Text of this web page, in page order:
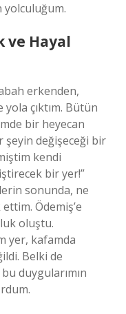
yolculuğum.
ve Hayal
erkenden,
yola çıktım. Bütün
bir heyecan
şeyin değişeceği bir
kendi
bir yer!”
sonunda, ne
Ödemiş’e
oluştu.
yer, kafamda
Belki de
duygularımın